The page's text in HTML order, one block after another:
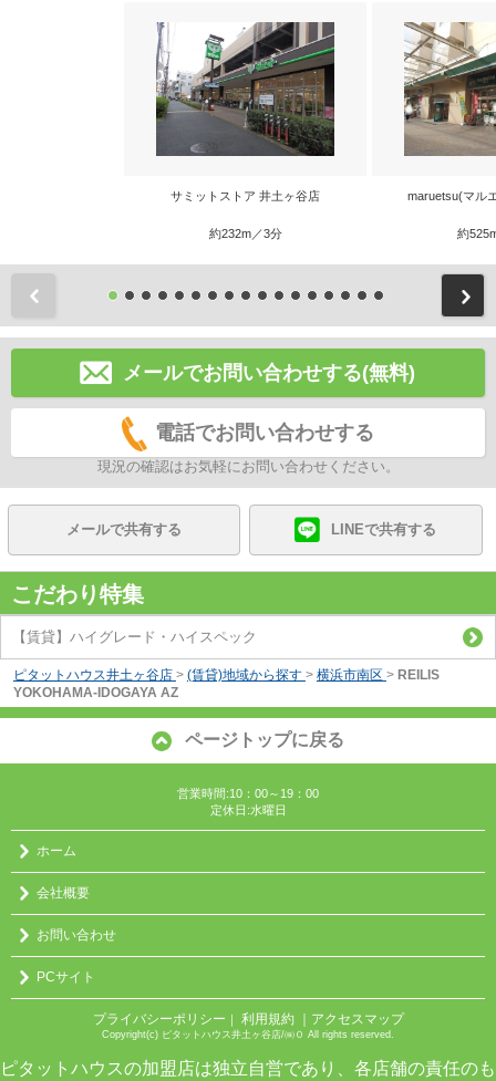
サミットストア 井土ヶ谷店
約232m／3分
maruetsu(マル
約
メールでお問い合わせする(無料)
電話でお問い合わせする
現況の確認はお気軽にお問い合わせください。
メールで共有する LINEで共有する
こだわり特集
【賃貸】ハイグレード・ハイスペック
ピタットハウス井土ヶ谷店 > (賃貸)地域から探す > 横浜市南区 > REILIS
YOKOHAMA-IDOGAYA AZ
ページトップに戻る
営業時間:10：00～19：00
定休日:水曜日
ホーム
会社概要
お問い合わせ
PCサイト
プライバシーポリシー 利用規約 ｜アクセスマップ
Copyright(c) ピタットハウス井土ヶ谷店/㈱０ All rights reserved.
ピタットハウスの加盟店は独立自営であり、各店舗の責任のも